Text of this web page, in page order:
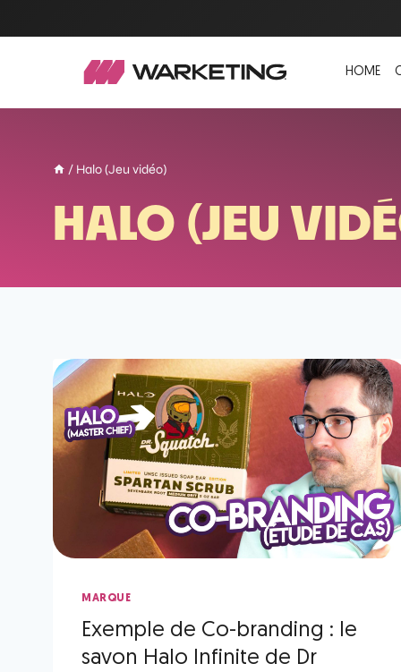
HOME
/ Halo (Jeu vidéo)
HALO (JEU
MARQUE
Exemple de Co-branding : le
savon Halo Infinite de Dr